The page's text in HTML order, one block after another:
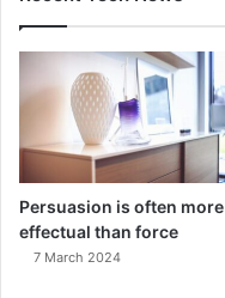
Persuasion is often more
effectual than force
7 March 2024